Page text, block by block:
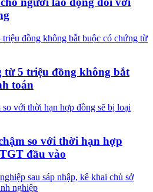
từ 5 triệu đồng không bắt
toán
so với thời hạn hợp
đầu vào